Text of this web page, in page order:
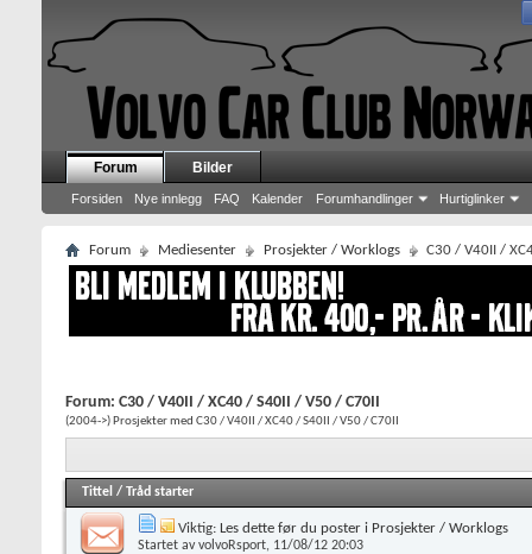
Forum
Forsiden Nye innlegg FAQ Kalender Forumhandlinger Hurtiglinker
Bilder
Forum Mediesenter Prosjekter / Worklogs C30 / V40II /
Forum: C30 / V40II / XC40 / S40II / V50 / C70II
(2004->) Prosjekter med C30 / V40II / XC40 / S40II / V50 / C70II
Tittel / Tråd starter
Viktig: Les dette før du poster i Prosjekter / Worklogs
Startet avvolvoRsport, 11/08/12 20:03